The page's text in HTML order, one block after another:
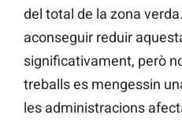
del total de la zona
aconseguir reduir
significativament, però
treballs es mengessin
les administracions